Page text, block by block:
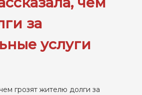
за
услуги
грозят жителю долги за